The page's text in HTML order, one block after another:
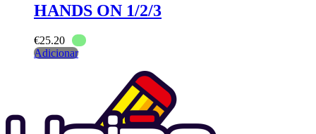
HANDS ON 1/2/3
€25.20
Adicionar